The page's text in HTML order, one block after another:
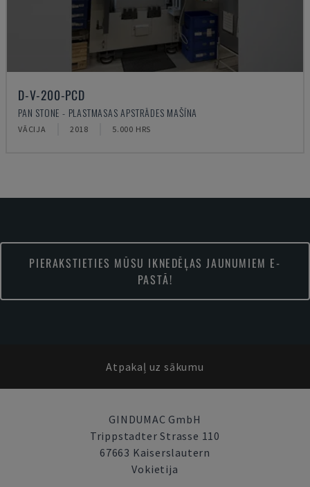
D-V-200-PCD
PAN STONE - PLASTMASAS APSTRĀDES MAŠĪNA
VĀCIJA 2018 5.000 HRS
PIERAKSTIETIES MŪSU IKNEDĒĻAS JAUNUMIEM E-
PASTĀ!
Atpakaļ uz sākumu
GINDUMAC GmbH
Trippstadter Strasse 110
67663 Kaiserslautern
Vokietija